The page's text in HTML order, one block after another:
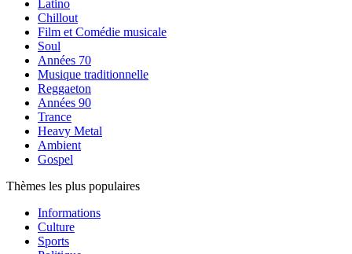
Latino
Chillout
Film et Comédie musicale
Soul
Années 70
Musique traditionnelle
Reggaeton
Années 90
Trance
Heavy Metal
Ambient
Gospel
Thèmes les plus populaires
Informations
Culture
Sports